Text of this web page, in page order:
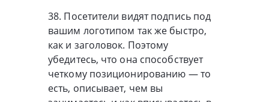
38. Посетители видят подпись под
вашим логотипом так же быстро,
как и заголовок. Поэтому
убедитесь, что она способствует
четкому позиционированию — то
есть, описывает, чем вы